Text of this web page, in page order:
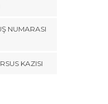
NUMARASI
KAZISI